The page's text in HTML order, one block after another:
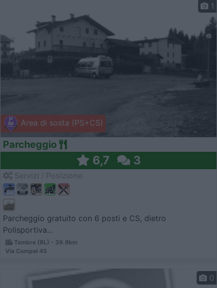
Area di sosta (PS+CS)
1
Parcheggio
6,7 3
Parcheggio gratuito con 6 posti e CS, dietro
Polisportiva...
Tambre (BL) - 39.9km
Via Campei 45
0